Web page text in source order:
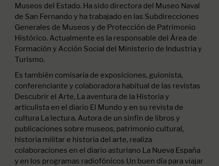
Museos del Estado. Ha sido directora del Museo Naval
de San Fernando y ha trabajado en las Subdirecciones
Generales de Museos y de Protección de Patrimonio
Histórico. Actualmente es la responsable del Área de
Formación y Acción Social del Ministerio de Industria y
Turismo.
Es también comisaria de exposiciones, guionista,
conferenciante y colaboradora habitual de las revistas
Descubrir el Arte, La aventura de la Historia y
articulista en el diario El Mundo y en su revista de
cultura La lectura. Autora de un sinfín de libros y
publicaciones sobre museos, patrimonio cultural,
historia militar e historia del arte, realiza
colaboraciones en el diario asturiano La Nueva España
y en los programas radiofónicos Un buen día para viajar